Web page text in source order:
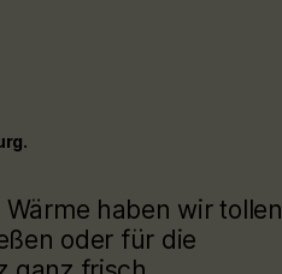
haben wir tollen
oder für die